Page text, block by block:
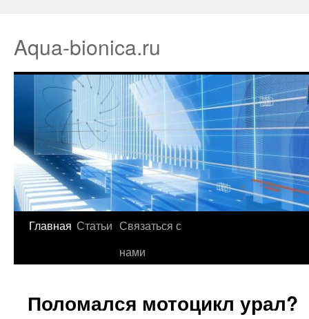
Aqua-bionica.ru
Главная Статьи Связаться с
нами
Поломался мотоцикл урал?